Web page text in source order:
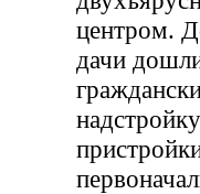
центром.
дачи